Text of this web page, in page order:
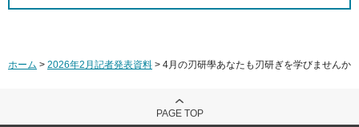
ホーム > 2026年2月記者発表資料 > 4月の刃研學あなたも刃研ぎを学びませんか
PAGE TOP